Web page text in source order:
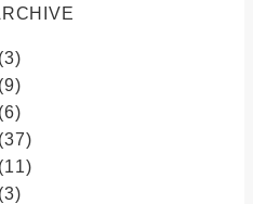
(3)
(9)
(6)
(37)
(11)
(3)